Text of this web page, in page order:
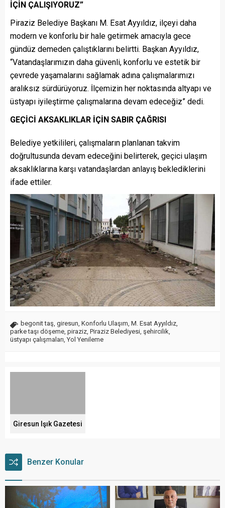
İÇİN ÇALIŞIYORUZ”
Piraziz Belediye Başkanı M. Esat Ayyıldız, ilçeyi daha
modern ve konforlu bir hale getirmek amacıyla gece
gündüz demeden çalıştıklarını belirtti. Başkan Ayyıldız,
“Vatandaşlarımızın daha güvenli, konforlu ve estetik bir
çevrede yaşamalarını sağlamak adına çalışmalarımızı
aralıksız sürdürüyoruz. İlçemizin her noktasında altyapı ve
üstyapı iyileştirme çalışmalarına devam edeceğiz” dedi.
GEÇİCİ AKSAKLIKLAR İÇİN SABIR ÇAĞRISI
Belediye yetkilileri, çalışmaların planlanan takvim
doğrultusunda devam edeceğini belirterek, geçici ulaşım
aksaklıklarına karşı vatandaşlardan anlayış beklediklerini
ifade ettiler.
begonit taş giresun Konforlu Ulaşım M. Esat Ayyıldız
parke taşı döşeme piraziz Piraziz Belediyesi şehircilik
üstyapı çalışmaları Yol Yenileme
Giresun Işık Gazetesi
Benzer Konular